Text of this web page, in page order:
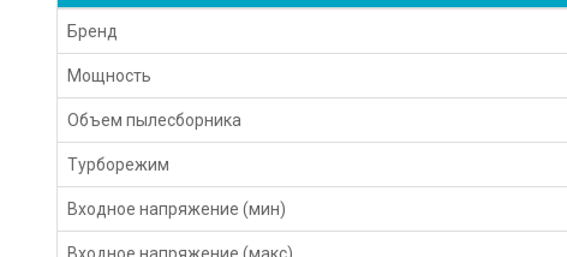
Бренд
Мощность
Объем пылесборника
Турборежим
Входное напряжение (мин)
Входное напряжение (макс)